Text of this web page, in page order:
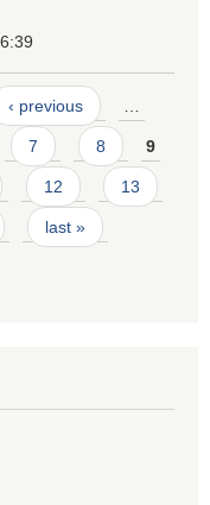
‹ previous …
7 8 9
12 13
last »